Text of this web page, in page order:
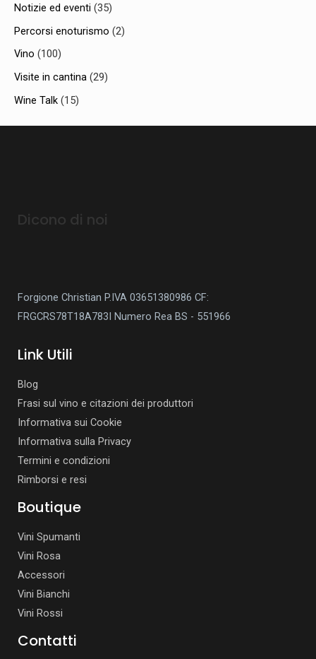
Notizie ed eventi (35)
Percorsi enoturismo (2)
Vino (100)
Visite in cantina (29)
Wine Talk (15)
Dicono di noi
Forgione Christian P.IVA 03651380986 CF:
FRGCRS78T18A783I Numero Rea BS - 551966
Link Utili
Blog
Frasi sul vino e citazioni dei produttori
Informativa sui Cookie
Informativa sulla Privacy
Termini e condizioni
Rimborsi e resi
Boutique
Vini Spumanti
Vini Rosa
Accessori
Vini Bianchi
Vini Rossi
Contatti